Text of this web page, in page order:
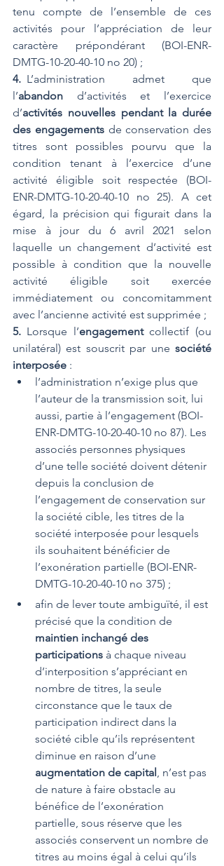
tenu compte de l’ensemble de ces
activités pour l’appréciation de leur
caractère prépondérant (BOI-ENR-
DMTG-10-20-40-10 no 20) ;
4. L’administration admet que
l’abandon d’activités et l’exercice
d’activités nouvelles pendant la durée
des engagements de conservation des
titres sont possibles pourvu que la
condition tenant à l’exercice d’une
activité éligible soit respectée (BOI-
ENR-DMTG-10-20-40-10 no 25). A cet
égard, la précision qui figurait dans la
mise à jour du 6 avril 2021 selon
laquelle un changement d’activité est
possible à condition que la nouvelle
activité éligible soit exercée
immédiatement ou concomitamment
avec l’ancienne activité est supprimée ;
5. Lorsque l’engagement collectif (ou
unilatéral) est souscrit par une société
interposée :
l’administration n’exige plus que
l’auteur de la transmission soit, lui
aussi, partie à l’engagement (BOI-
ENR-DMTG-10-20-40-10 no 87). Les
associés personnes physiques
d’une telle société doivent détenir
depuis la conclusion de
l’engagement de conservation sur
la société cible, les titres de la
société interposée pour lesquels
ils souhaitent bénéficier de
l’exonération partielle (BOI-ENR-
DMTG-10-20-40-10 no 375) ;
afin de lever toute ambiguïté, il est
précisé que la condition de
maintien inchangé des
participations à chaque niveau
d’interposition s’appréciant en
nombre de titres, la seule
circonstance que le taux de
participation indirect dans la
société cible qu’ils représentent
diminue en raison d’une
augmentation de capital, n’est pas
de nature à faire obstacle au
bénéfice de l’exonération
partielle, sous réserve que les
associés conservent un nombre de
titres au moins égal à celui qu’ils